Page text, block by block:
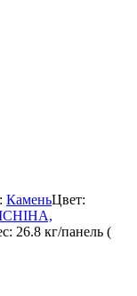
КаменьЦвет:
26.8 кг/панель (